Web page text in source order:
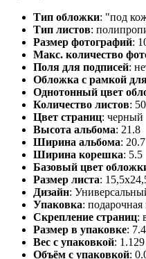
Тип обложки: "под
Тип листов:
Размер фотографий:
Макс. количество
Поля для подписей:
Обложка с рамкой
Однотонный цвет
Количество листов: 50
Цвет страниц: черный
Высота альбома: 21.8
Ширина альбома: 20.7
Ширина корешка: 5.5
Базовый цвет
Размер листа:
Дизайн:
Упаковка:
Скрепление страниц:
Размер в упаковке:
Вес с упаковкой:
Объём с упаковкой: